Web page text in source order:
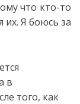
что кто-то
их. Я боюсь за
в
того, как